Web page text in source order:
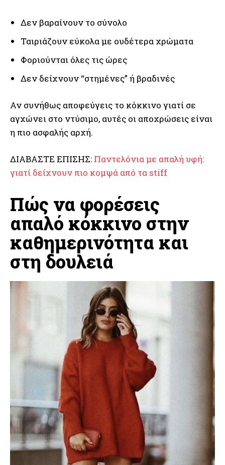
Δεν βαραίνουν το σύνολο
Ταιριάζουν εύκολα με ουδέτερα χρώματα
Φοριούνται όλες τις ώρες
Δεν δείχνουν “στημένες” ή βραδινές
Αν συνήθως αποφεύγεις το κόκκινο γιατί σε
αγχώνει στο ντύσιμο, αυτές οι αποχρώσεις είναι
η πιο ασφαλής αρχή.
ΔΙΑΒΑΣΤΕ ΕΠΙΣΗΣ: Παντελόνια με απαλή υφή:
γιατί δείχνουν πιο κομψά από τα stiff
Πώς να φορέσεις
απαλό κόκκινο στην
καθημερινότητα και
στη δουλειά